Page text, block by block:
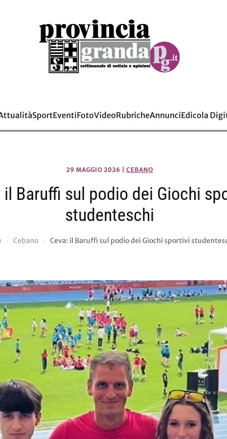
SportEventiFotoVideoRubricheAnnunciEdicola
29 MAGGIO 2026 CEBANO
il Baruffi sul podio dei Giochi
studenteschi
Cebano Ceva: il Baruffi sul podio dei Giochi sportivi